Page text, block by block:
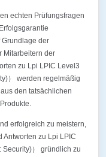
echten Prüfungsfragen
Grundlage der
Mitarbeitern der
zu Lpi LPIC Level3
） werden regelmäßig
den tatsächlichen
erfolgreich zu meistern,
Antworten zu Lpi LPIC
Security)） gründlich zu